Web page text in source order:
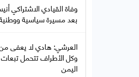
وفاة القيادي الاشتراكي
بعد مسيرة سياسية
العرشي: هادي لا يعفى
وكل الأطراف تتحمل
اليمن